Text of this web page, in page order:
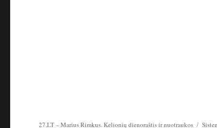
27.LT – Marius Rimkus. Kelionių dienoraštis ir nuotraukos